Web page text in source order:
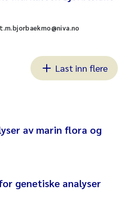
Last inn flere
av marin flora og
genetiske analyser